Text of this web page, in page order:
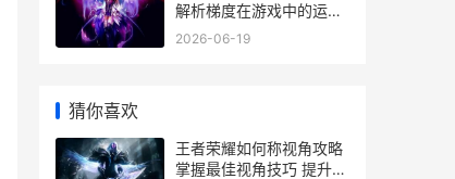
解析梯度在游戏中的运用
与提升
2026-06-19
猜你喜欢
王者荣耀如何称视角攻略
掌握最佳视角技巧 提升游